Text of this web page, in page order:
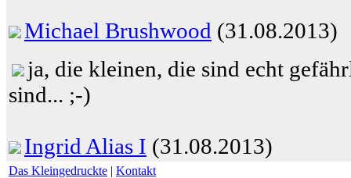
Michael Brushwood (31.08.2013)
ja, die kleinen, die sind echt
sind... ;-)
Ingrid Alias I (31.08.2013)
Das Kleingedruckte | Kontakt